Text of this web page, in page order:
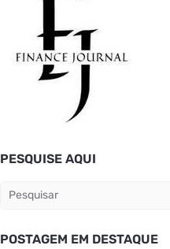
PESQUISE AQUI
POSTAGEM EM DESTAQUE